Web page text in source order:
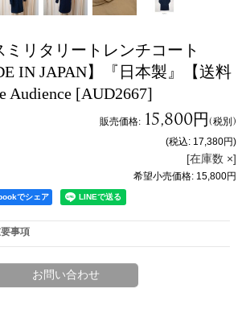
リタリートレンチコート
IN JAPAN】『日本製』【送料
Audience [AUD2667]
販売価格: 15,800円(税別)
(税込: 17,380円)
[在庫数 ×]
希望小売価格: 15,800円
でシェア
事項